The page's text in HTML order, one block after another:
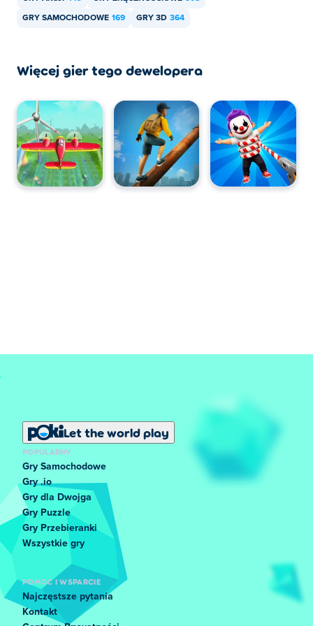
GRY SAMOCHODOWE 169 GRY 3D 364
Więcej gier tego dewelopera
Let the world play
POPULARNY
Gry Samochodowe
Gry .io
Gry dla Dwojga
Gry Puzzle
Gry Przebieranki
Wszystkie gry
POMOC I WSPARCIE
Najczęstsze pytania
Kontakt